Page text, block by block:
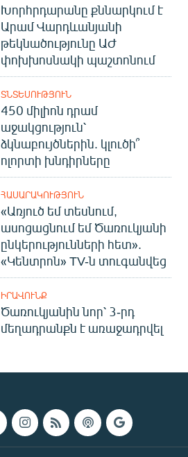
Խորհրդարանը քննարկում է
Արամ Վարդևանյանի
թեկնածությունը ԱԺ
փոխխոսնակի պաշտոնում
ՏՆՏԵՍՈՒԹՅՈՒՆ
450 միլիոն դրամ
աջակցություն՝
ձկնաբույծներին. կլուծի՞
ոլորտի խնդիրները
ՀԱՍԱՐԱԿՈՒԹՅՈՒՆ
«Առյուծ եմ տեսնում,
ասոցացնում եմ Ծառուկյանի
ընկերությունների հետ».
«Կենտրոն» TV-ն տուգանվեց
ԻՐԱՎՈՒՆՔ
Ծառուկյանին նոր՝ 3-րդ
մեղադրանքն է առաջադրվել